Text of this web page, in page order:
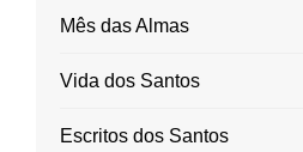
Mês das Almas
Vida dos Santos
Escritos dos Santos